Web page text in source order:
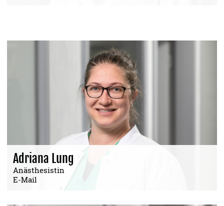
Adriana Lung
Anästhesistin
E-Mail